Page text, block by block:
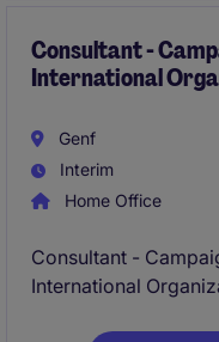
Consultant -
International
Genf
Interim
Home Office
Consultant -
International